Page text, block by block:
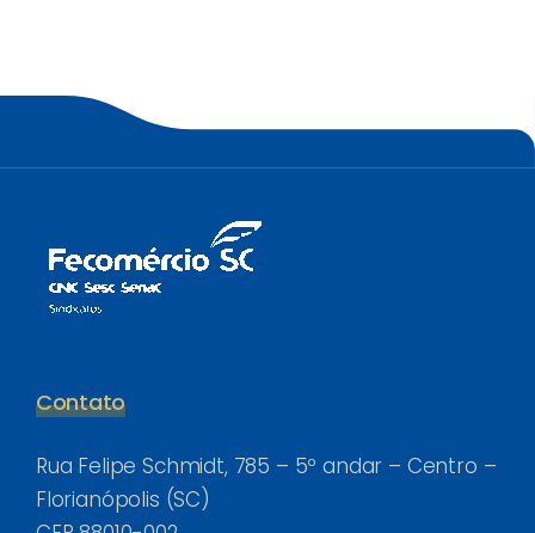
Contato
Rua Felipe Schmidt, 785 – 5º andar – Centro –
Florianópolis (SC)